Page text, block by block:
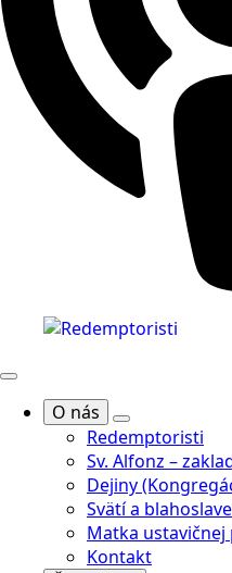
O nás
Redemptoristi
Sv. Alfonz –
Dejiny
Svätí a
Matka ustavičnej
Kontakt